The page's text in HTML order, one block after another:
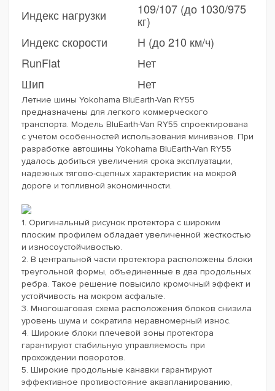
Индекс нагрузки
109/107 (до 1030/975
кг)
Индекс скорости
H (до 210 км/ч)
RunFlat
Нет
Шип
Нет
Летние шины Yokohama BluEarth-Van RY55
предназначены для легкого коммерческого
транспорта. Модель BluEarth-Van RY55 спроектирована
с учетом особенностей использования минивэнов. При
разработке автошины Yokohama BluEarth-Van RY55
удалось добиться увеличения срока эксплуатации,
надежных тягово-сцепных характеристик на мокрой
дороге и топливной экономичности.
1. Оригинальный рисунок протектора с широким
плоским профилем обладает увеличенной жесткостью
и износоустойчивостью.
2. В центральной части протектора расположены блоки
треугольной формы, объединенные в два продольных
ребра. Такое решение повысило кромочный эффект и
устойчивость на мокром асфальте.
3. Многошаговая схема расположения блоков снизила
уровень шума и сократила неравномерный износ.
4. Широкие блоки плечевой зоны протектора
гарантируют стабильную управляемость при
прохождении поворотов.
5. Широкие продольные канавки гарантируют
эффективное противостояние аквапланированию,